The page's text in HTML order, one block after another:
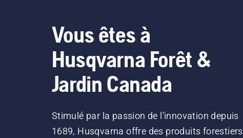
Vous êtes à
Husqvarna Forêt &
Jardin Canada
Stimulé par la passion de l’innovation depuis
1689, Husqvarna offre des produits forestiers